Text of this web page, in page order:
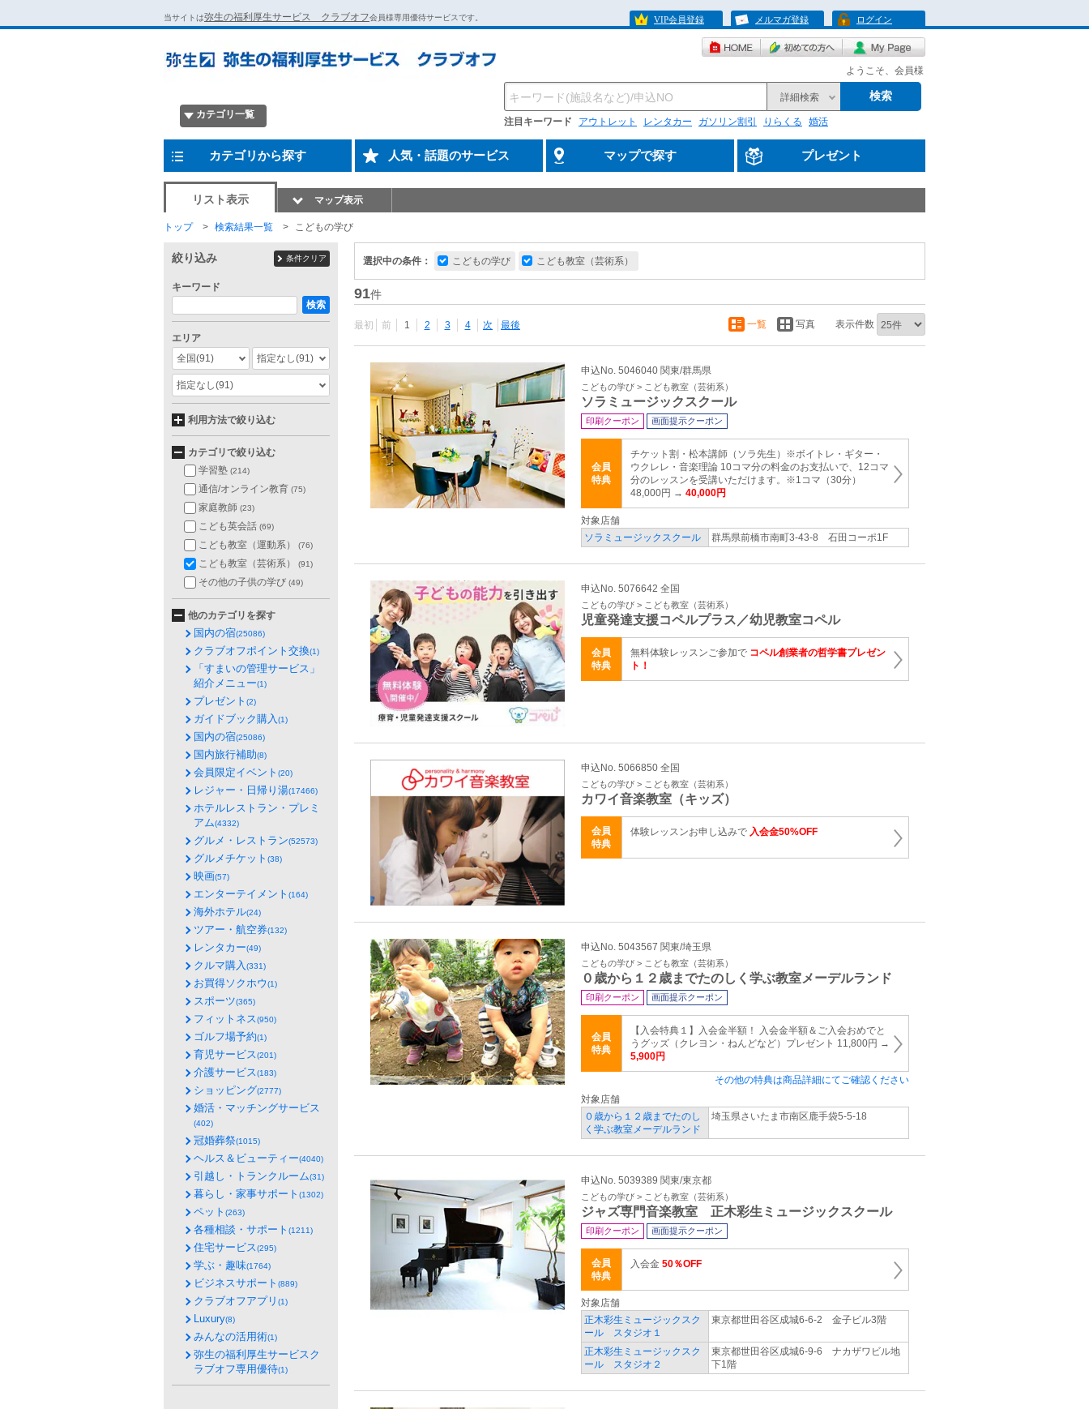
当サイトは弥生の福利厚生サービス クラブオフ会員様専用優待サービスです。 VIP会員登録 メルマガ登録 ログイン
ようこそ、会員様
カテゴリ一覧
詳細検索 検索
注目キーワード アウトレット レンタカー ガソリン割引 りらくる 婚活
カテゴリから探す 人気・話題のサービス マップで探す プレゼント
リスト表示 マップ表示
トップ 検索結果一覧 こどもの学び
選択中の条件： こどもの学び こども教室（芸術系）
91件
最初 前 1 2 3 4 次 最後 一覧 写真 表示件数
申込No. 5046040 関東/群馬県
こどもの学び > こども教室（芸術系）
ソラミュージックスクール
印刷クーポン 画面提示クーポン
会員
特典
チケット割・松本講師（ソラ先生）※ボイトレ・ギター・
ウクレレ・音楽理論 10コマ分の料金のお支払いで、12コマ
分のレッスンを受講いただけます。※1コマ（30分）
48,000円 → 40,000円
対象店舗
ソラミュージックスクール
群馬県前橋市南町3-43-8 石田コーポ1F
申込No. 5076642 全国
こどもの学び > こども教室（芸術系）
児童発達支援コペルプラス／幼児教室コペル
会員
特典
無料体験レッスンご参加で コペル創業者の哲学書プレゼン
ト！
申込No. 5066850 全国
こどもの学び > こども教室（芸術系）
カワイ音楽教室（キッズ）
会員
特典
体験レッスンお申し込みで 入会金50%OFF
申込No. 5043567 関東/埼玉県
こどもの学び > こども教室（芸術系）
０歳から１２歳までたのしく学ぶ教室メーデルランド
印刷クーポン 画面提示クーポン
会員
特典
【入会特典１】入会金半額！ 入会金半額＆ご入会おめでと
うグッズ（クレヨン・ねんどなど）プレゼント 11,800円 →
5,900円
その他の特典は商品詳細にてご確認ください
対象店舗
０歳から１２歳までたのし
く学ぶ教室メーデルランド
埼玉県さいたま市南区鹿手袋5-5-18
申込No. 5039389 関東/東京都
こどもの学び > こども教室（芸術系）
ジャズ専門音楽教室 正木彩生ミュージックスクール
印刷クーポン 画面提示クーポン
会員
特典
入会金 50％OFF
対象店舗
正木彩生ミュージックスク
ール スタジオ１
東京都世田谷区成城6-6-2 金子ビル3階
正木彩生ミュージックスク
ール スタジオ２
東京都世田谷区成城6-9-6 ナカザワビル地
下1階
絞り込み 条件クリア
キーワード
検索
エリア
全国(91) 指定なし(91)
指定なし(91)
利用方法で絞り込む
カテゴリで絞り込む
学習塾 (214)
通信/オンライン教育 (75)
家庭教師 (23)
こども英会話 (69)
こども教室（運動系） (76)
こども教室（芸術系） (91)
その他の子供の学び (49)
他のカテゴリを探す
国内の宿(25086)
クラブオフポイント交換(1)
「すまいの管理サービス」
紹介メニュー(1)
プレゼント (2)
ガイドブック購入(1)
国内の宿(25086)
国内旅行補助(8)
会員限定イベント (20)
レジャー・日帰り湯(17466)
ホテルレストラン・プレミ
アム(4332)
グルメ・レストラン(52573)
グルメチケット (38)
映画(57)
エンターテイメント (164)
海外ホテル(24)
ツアー・航空券(132)
レンタカー(49)
クルマ購入(331)
お買得ソクホウ(1)
スポーツ(365)
フィットネス(950)
ゴルフ場予約(1)
育児サービス(201)
介護サービス(183)
ショッピング(2777)
婚活・マッチングサービス
(402)
冠婚葬祭(1015)
ヘルス＆ビューティー(4040)
引越し・トランクルーム(31)
暮らし・家事サポート (1302)
ペット (263)
各種相談・サポート (1211)
住宅サービス(295)
学ぶ・趣味(1764)
ビジネスサポート (889)
クラブオフアプリ (1)
Luxury(8)
みんなの活用術(1)
弥生の福利厚生サービスク
ラブオフ専用優待(1)